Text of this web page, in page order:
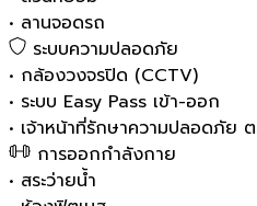
• ลานจอดรถ
ระบบความปลอดภัย
• กล้องวงจรปิด (CCTV)
• ระบบ Easy Pass เข้า-ออก
• เจ้าหน้าที่รักษาความปลอดภัย
การออกกำลังกาย
• สระว่ายน้ำ